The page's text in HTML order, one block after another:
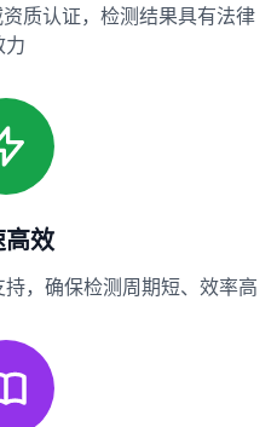
质认证，检测结果具有法律
力
效
，确保检测周期短、效率高